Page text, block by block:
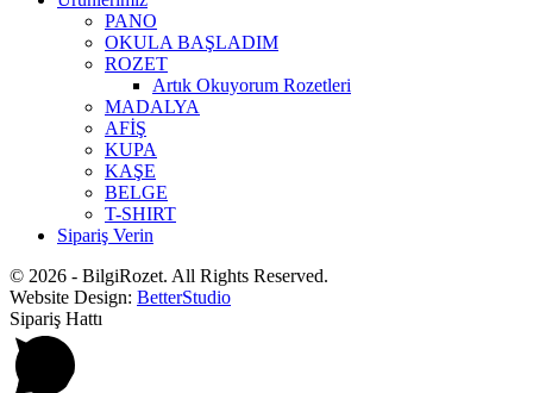
PANO
OKULA BAŞLADIM
ROZET
Artık Okuyorum Rozetleri
MADALYA
AFİŞ
KUPA
KAŞE
BELGE
T-SHIRT
Sipariş Verin
© 2026 - BilgiRozet. All Rights Reserved.
Website Design: BetterStudio
Sipariş Hattı